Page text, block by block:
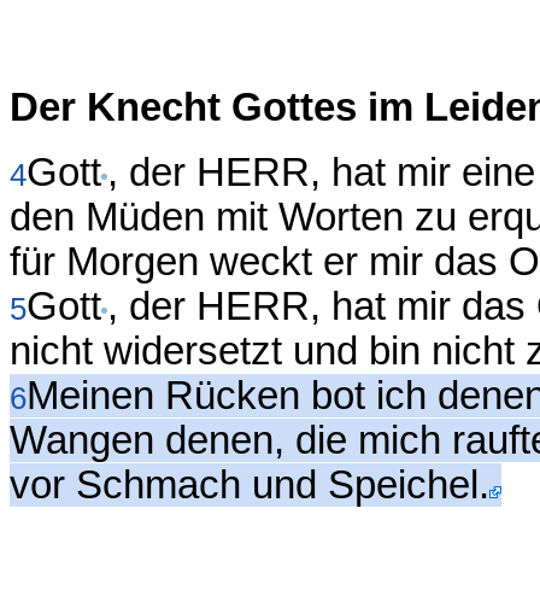
Der Knecht Gottes im
4Gott , der HERR, hat mir
den Müden mit Worten zu
für Morgen weckt er mir das
5Gott , der HERR, hat mir
nicht widersetzt und bin nicht
6Meinen Rücken bot ich
Wangen denen, die mich
vor Schmach und Speichel.